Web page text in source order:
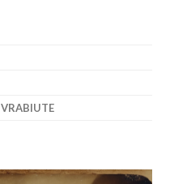
VRABIUTE